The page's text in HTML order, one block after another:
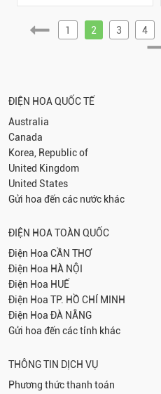
1 2 3 4
ĐIỆN HOA QUỐC TẾ
Australia
Canada
Korea, Republic of
United Kingdom
United States
Gửi hoa đến các nước khác
ĐIỆN HOA TOÀN QUỐC
Điện Hoa CẦN THƠ
Điện Hoa HÀ NỘI
Điện Hoa HUẾ
Điện Hoa TP. HỒ CHÍ MINH
Điện Hoa ĐÀ NẴNG
Gửi hoa đến các tỉnh khác
THÔNG TIN DỊCH VỤ
Phương thức thanh toán